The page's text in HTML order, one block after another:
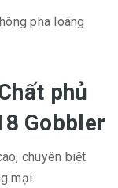
pha loãng
phủ
Gobbler
chuyên biệt
mại.